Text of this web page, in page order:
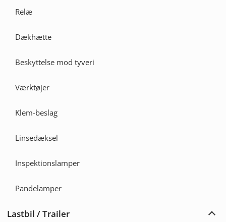
Relæ
Dækhætte
Beskyttelse mod tyveri
Værktøjer
Klem-beslag
Linsedæksel
Inspektionslamper
Pandelamper
Lastbil / Trailer